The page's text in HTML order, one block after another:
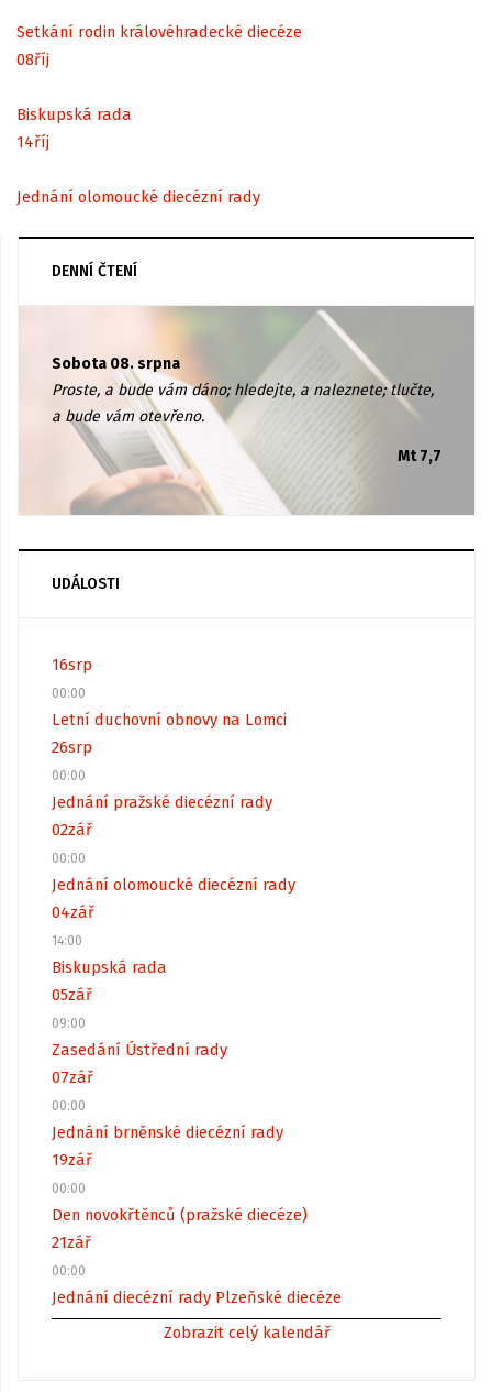
Setkání rodin královéhradecké diecéze
08říj
Biskupská rada
14říj
Jednání olomoucké diecézní rady
DENNÍ ČTENÍ
Sobota 08. srpna
Proste, a bude vám dáno; hledejte, a naleznete; tlučte,
a bude vám otevřeno.
Mt 7,7
UDÁLOSTI
16srp
00:00
Letní duchovní obnovy na Lomci
26srp
00:00
Jednání pražské diecézní rady
02zář
00:00
Jednání olomoucké diecézní rady
04zář
14:00
Biskupská rada
05zář
09:00
Zasedání Ústřední rady
07zář
00:00
Jednání brněnské diecézní rady
19zář
00:00
Den novokřtěnců (pražské diecéze)
21zář
00:00
Jednání diecézní rady Plzeňské diecéze
Zobrazit celý kalendář